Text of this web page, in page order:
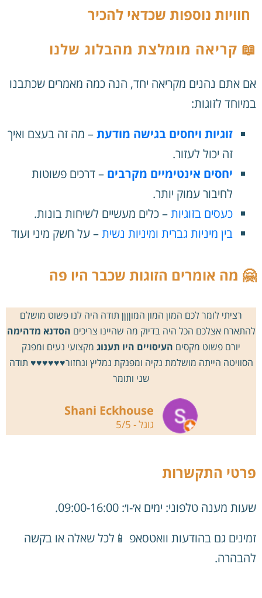
חוויות נוספות שכדאי להכיר
📖 קריאה מומלצת מהבלוג שלנו
אם אתם נהנים מקריאה יחד, הנה כמה מאמרים שכתבנו
במיוחד לזוגות:
זוגיות ויחסים בגישה מודעת– מה זה בעצם ואיך
זה יכול לעזור.
יחסים אינטימיים מקרבים – דרכים פשוטות
לחיבור עמוק יותר.
כעסים בזוגיות– כלים מעשיים לשיחות בונות.
בין מיניות גברית ומיניות נשית– על חשק מיני ועוד
🤗 מה אומרים הזוגות שכבר היו פה
רציתי לומר לכם המון המון המוןןןן תודה היה לנו פשוט מושלם
להתארח אצלכם הכל היה בדיוק מה שהיינו צריכים הסדנא מדהימה
יורם פשוט מקסים העיסויים היו תענוג מקצועי נעים ומפנק
הסוויטה הייתה מושלמת נקיה ומפנקת נמליץ ונחזור♥️♥️♥️♥️♥️♥️ תודה
שני ותומר
Shani Eckhouse
גוגל - 5/5
פרטי התקשרות
שעות מענה טלפוני: ימים א׳-ו׳: 09:00-16:00.
זמינים גם בהודעות וואטסאפ 📱לכל שאלה או בקשה
להבהרה.